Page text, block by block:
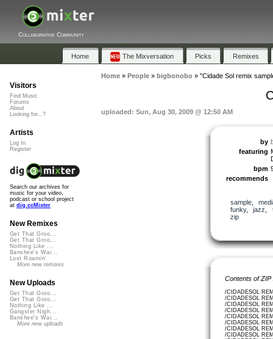
Collaborative Community
Home The Mixversation Picks Remixes
Home» People» bigbonobo» "Cidade Sol remix
uploaded: Sun, Aug 30, 2009 @ 12:50 AM
by
featuring
bpm
recommends
sample,
funky, jazz
zip
Contents of
/CIDADESOL
/CIDADESOL
/CIDADESOL
/CIDADESOL
/CIDADESOL
/CIDADESOL
/CIDADESOL
/CIDADESOL
Visitors
Find Music
Forums
About
Looking for...?
Artists
Log In
Register
Search our archives for
music for your video,
podcast or school project
at dig.ccMixter
New Remixes
Get That Groo...
Get That Groo...
Nothing Like ...
Banshee's Wai...
Lost Roamin'
More new remixes
New Uploads
Get That Groo...
Get That Groo...
Nothing Like ...
Gangster Nigh...
Banshee's Wai...
More new uploads